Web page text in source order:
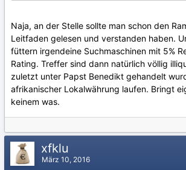
Naja, an der Stelle sollte man schon den
Leitfaden gelesen und verstanden haben.
füttern irgendeine Suchmaschinen mit 5%
Rating. Treffer sind dann natürlich völlig
zuletzt unter Papst Benedikt gehandelt
afrikanischer Lokalwährung laufen. Bringt
keinem was.
xfklu
März 10, 2016